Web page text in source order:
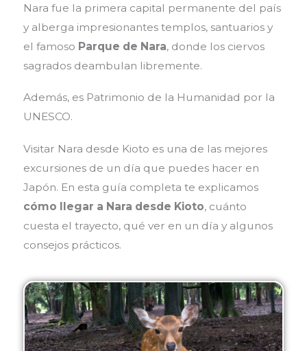
Nara fue la primera capital permanente del país
y alberga impresionantes templos, santuarios y
el famoso Parque de Nara, donde los ciervos
sagrados deambulan libremente.
Además, es Patrimonio de la Humanidad por la
UNESCO.
Visitar Nara desde Kioto es una de las mejores
excursiones de un día que puedes hacer en
Japón. En esta guía completa te explicamos
cómo llegar a Nara desde Kioto, cuánto
cuesta el trayecto, qué ver en un día y algunos
consejos prácticos.